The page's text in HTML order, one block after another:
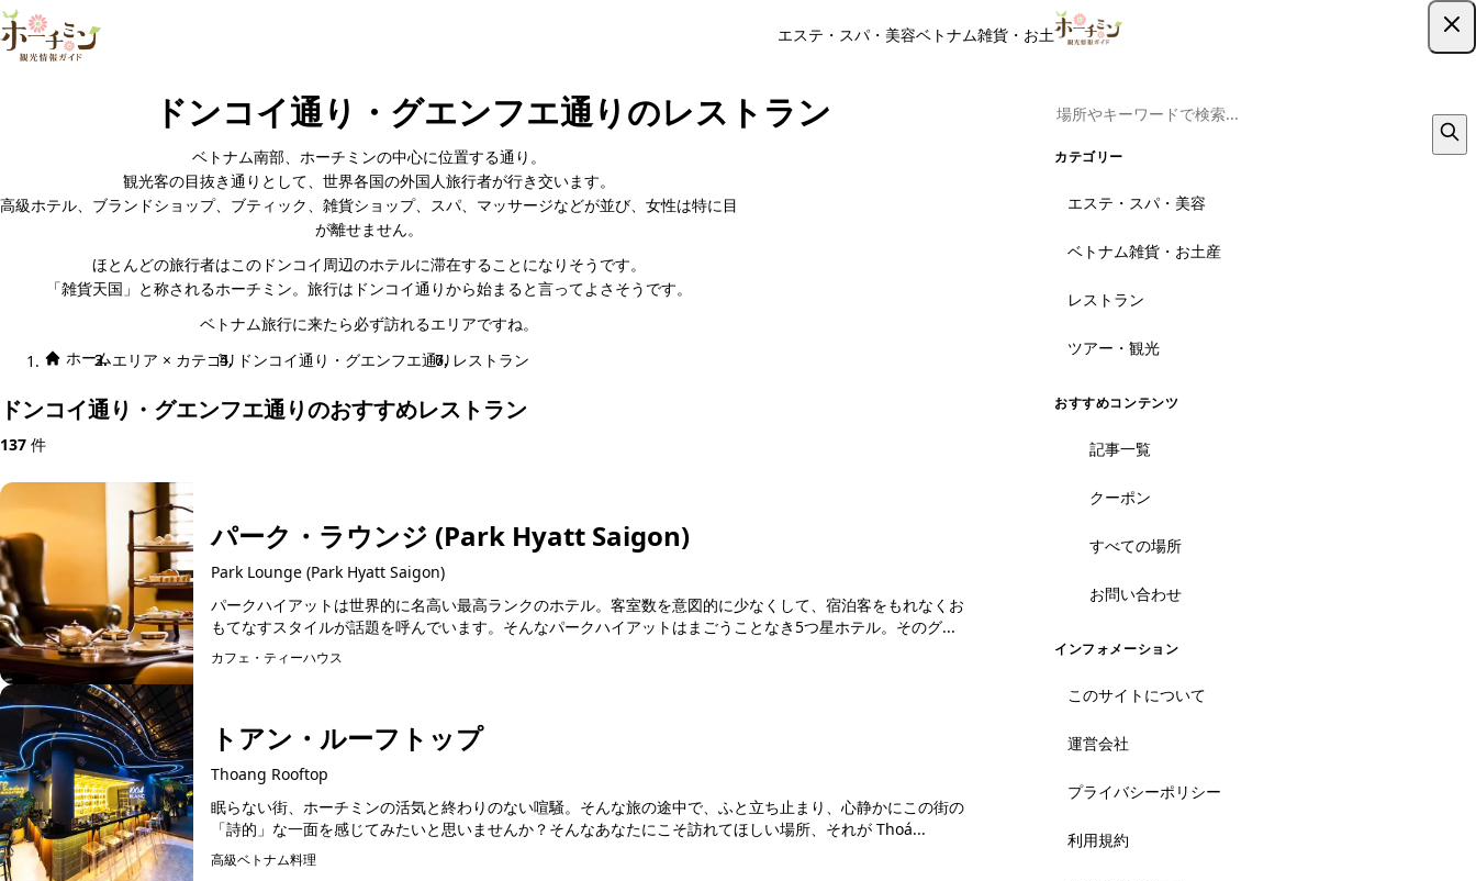
エステ・スパ・美容ベトナム雑貨・お土産レストラン
カテゴリー
エステ・スパ・美容
ベトナム雑貨・お土産
レストラン
ツアー・観光
おすすめコンテンツ
記事一覧
クーポン
すべての場所
お問い合わせ
インフォメーション
このサイトについて
運営会社
プライバシーポリシー
利用規約
ドンコイ通り・グエンフエ通りのレストラン
ベトナム南部、ホーチミンの中心に位置する通り。
観光客の目抜き通りとして、世界各国の外国人旅行者が行き交います。
高級ホテル、ブランドショップ、ブティック、雑貨ショップ、スパ、マッサージなどが並び、女性は特に目
が離せません。
ほとんどの旅行者はこのドンコイ周辺のホテルに滞在することになりそうです。
「雑貨天国」と称されるホーチミン。旅行はドンコイ通りから始まると言ってよさそうです。
ベトナム旅行に来たら必ず訪れるエリアですね。
ホームエリア × カテゴリ ドンコイ通り・グエンフエ通り レストラン
ドンコイ通り・グエンフエ通りのおすすめレストラン
137 件
パーク・ラウンジ (Park Hyatt Saigon)
Park Lounge (Park Hyatt Saigon)
パークハイアットは世界的に名高い最高ランクのホテル。客室数を意図的に少なくして、宿泊客をもれなくお
もてなすスタイルが話題を呼んでいます。そんなパークハイアットはまごうことなき5つ星ホテル。そのグ...
カフェ・ティーハウス
トアン・ルーフトップ
Thoang Rooftop
眠らない街、ホーチミンの活気と終わりのない喧騒。そんな旅の途中で、ふと立ち止まり、心静かにこの街の
「詩的」な一面を感じてみたいと思いませんか？そんなあなたにこそ訪れてほしい場所、それが Thoá...
高級ベトナム料理